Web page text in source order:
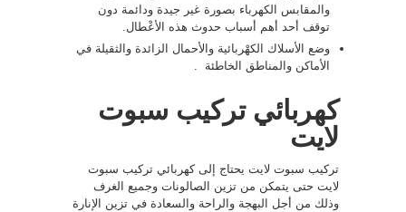
والمقابس الكهرباء بصورة غير جيدة ودائمة دون
توقف أحد أهم أسباب حدوث هذه الأعْطال.
وضع الأسلاك الكهْربائية والأحمال الزائدة والثقيلة في
الأماكن والمناطق الخاطئة .
كهربائي تركيب سبوت
لايت
تركيب سبوت لايت يحتاج إلى كهربائي تركيب سبوت
لايت حتى يتمكن من تزين الصالونات وجميع الغرف
وذلك من أجل البهجة والراحة والسعادة في تزين الإنارة